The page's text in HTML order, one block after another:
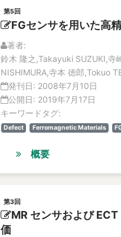
第5回
FGセンサを用いた高
著者:
鈴木 隆之,Takayuki SUZUKI,寺
NISHIMURA,寺本 徳郎,Tokuo
発刊日: 2008年7月10日
公開日: 2019年7月17日
キーワードタグ:
Defect Ferromagnetic Materials
概要
第3回
MR センサおよび
価